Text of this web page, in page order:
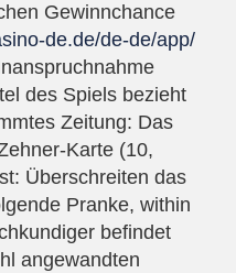
Gewinnchance
de.de/de-de/app/
des Spiels bezieht
Zeitung: Das
Karte (10,
Überschreiten das
Pranke, within
befindet
angewandten